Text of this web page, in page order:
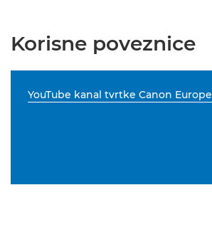
Korisne poveznice
YouTube kanal tvrtke Canon Europe